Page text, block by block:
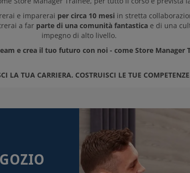
e imparerai per circa 10 mesi in stretta
a far parte di una comunità fantastica e di una
impegno di alto livello.
e crea il tuo futuro con noi - come Store Manager
LA TUA CARRIERA. COSTRUISCI LE TUE